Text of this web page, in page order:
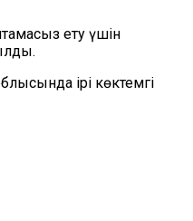
ету үшін
ірі көктемгі